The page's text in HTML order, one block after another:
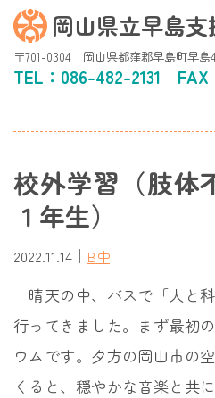
岡山県立早島支
〒701-0304 岡山県都窪郡早島町早島
TEL： 086-482-2131 FAX
校外学習（肢体
１年生）
2022.11.14 ｜ B中
晴天の中、バスで「人と
行ってきました。まず最初
ウムです。夕方の岡山市の
くると、穏やかな音楽と共